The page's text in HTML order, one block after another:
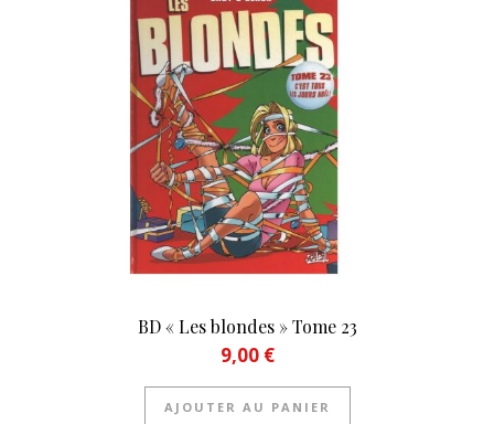
BD « Les blondes » Tome 23
9,00 €
AJOUTER AU PANIER